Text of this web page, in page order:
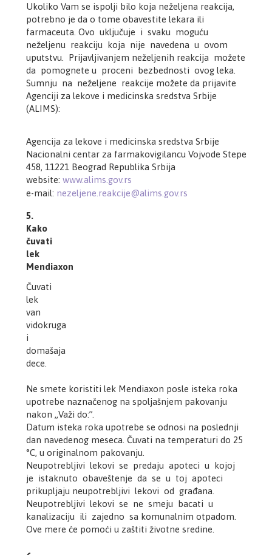
Ukoliko Vam se ispolji bilo koja neželjena reakcija,
potrebno je da o tome obavestite lekara ili
farmaceuta. Ovo uključuje i svaku moguću
neželjenu reakciju koja nije navedena u ovom
uputstvu. Prijavljivanjem neželjenih reakcija možete
da pomognete u proceni bezbednosti ovog leka.
Sumnju na neželjene reakcije možete da prijavite
Agenciji za lekove i medicinska sredstva Srbije
(ALIMS):
Agencija za lekove i medicinska sredstva Srbije
Nacionalni centar za farmakovigilancu Vojvode Stepe
458, 11221 Beograd Republika Srbija
website: www.alims.gov.rs
e-mail: nezeljene.reakcije@alims.gov.rs
5.
Kako
čuvati
lek
Mendiaxon
Čuvati
lek
van
vidokruga
i
domašaja
dece.
Ne smete koristiti lek Mendiaxon posle isteka roka
upotrebe naznačenog na spoljašnjem pakovanju
nakon „Važi do:”.
Datum isteka roka upotrebe se odnosi na poslednji
dan navedenog meseca. Čuvati na temperaturi do 25
°C, u originalnom pakovanju.
Neupotrebljivi lekovi se predaju apoteci u kojoj
je istaknuto obaveštenje da se u toj apoteci
prikupljaju neupotrebljivi lekovi od građana.
Neupotrebljivi lekovi se ne smeju bacati u
kanalizaciju ili zajedno sa komunalnim otpadom.
Ove mere će pomoći u zaštiti životne sredine.